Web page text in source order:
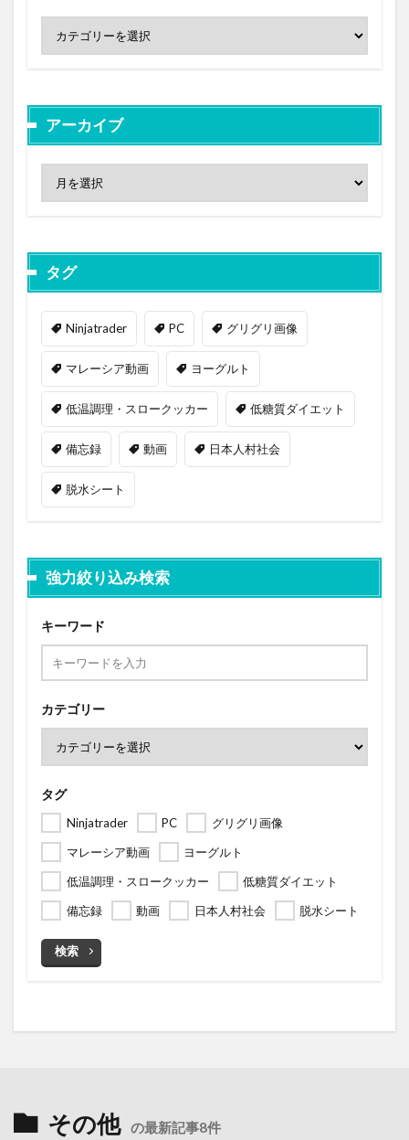
アーカイブ
タグ
Ninjatrader PC グリグリ画像
マレーシア動画 ヨーグルト
低温調理・スロークッカー 低糖質ダイエット
備忘録 動画 日本人村社会
脱水シート
強力絞り込み検索
キーワード
カテゴリー
タグ
Ninjatrader PC
グリグリ画像
マレーシア動画
ヨーグルト
低温調理・スロークッカー
低糖質ダイエット
備忘録
動画 日本人村社会 脱水シート
検索
その他 の最新記事8件